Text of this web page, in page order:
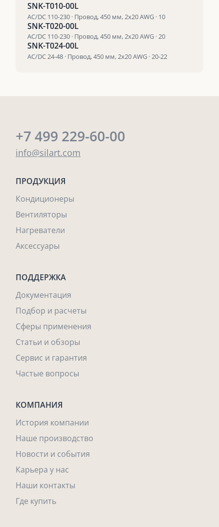
SNK-T010-00L
AC/DC 110-230 · Провод, 450 мм, 2х20 AWG · 10
SNK-T020-00L
AC/DC 110-230 · Провод, 450 мм, 2х20 AWG · 20
SNK-T024-00L
AC/DC 24-48 · Провод, 450 мм, 2х20 AWG · 20-22
+7 499 229-60-00
info@silart.com
ПРОДУКЦИЯ
Кондиционеры
Вентиляторы
Нагреватели
Аксессуары
ПОДДЕРЖКА
Документация
Подбор и расчеты
Сферы применения
Статьи и обзоры
Сервис и гарантия
Частые вопросы
КОМПАНИЯ
История компании
Наше производство
Новости и события
Карьера у нас
Наши контакты
Где купить